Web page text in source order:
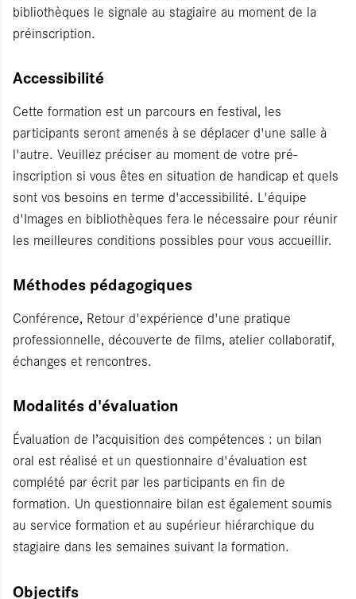
bibliothèques le signale au stagiaire au moment de la
préinscription.
Accessibilité
Cette formation est un parcours en festival, les
participants seront amenés à se déplacer d'une salle à
l'autre. Veuillez préciser au moment de votre pré-
inscription si vous êtes en situation de handicap et quels
sont vos besoins en terme d'accessibilité. L'équipe
d'Images en bibliothèques fera le nécessaire pour réunir
les meilleures conditions possibles pour vous accueillir.
Méthodes pédagogiques
Conférence, Retour d'expérience d'une pratique
professionnelle, découverte de films, atelier collaboratif,
échanges et rencontres.
Modalités d'évaluation
Évaluation de l’acquisition des compétences : un bilan
oral est réalisé et un questionnaire d'évaluation est
complété par écrit par les participants en fin de
formation. Un questionnaire bilan est également soumis
au service formation et au supérieur hiérarchique du
stagiaire dans les semaines suivant la formation.
Objectifs